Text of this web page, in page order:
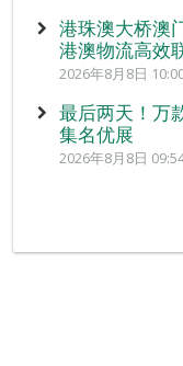
港珠澳大桥澳
港澳物流高效
2026年8月8日
最后两天！万
集名优展
2026年8月8日